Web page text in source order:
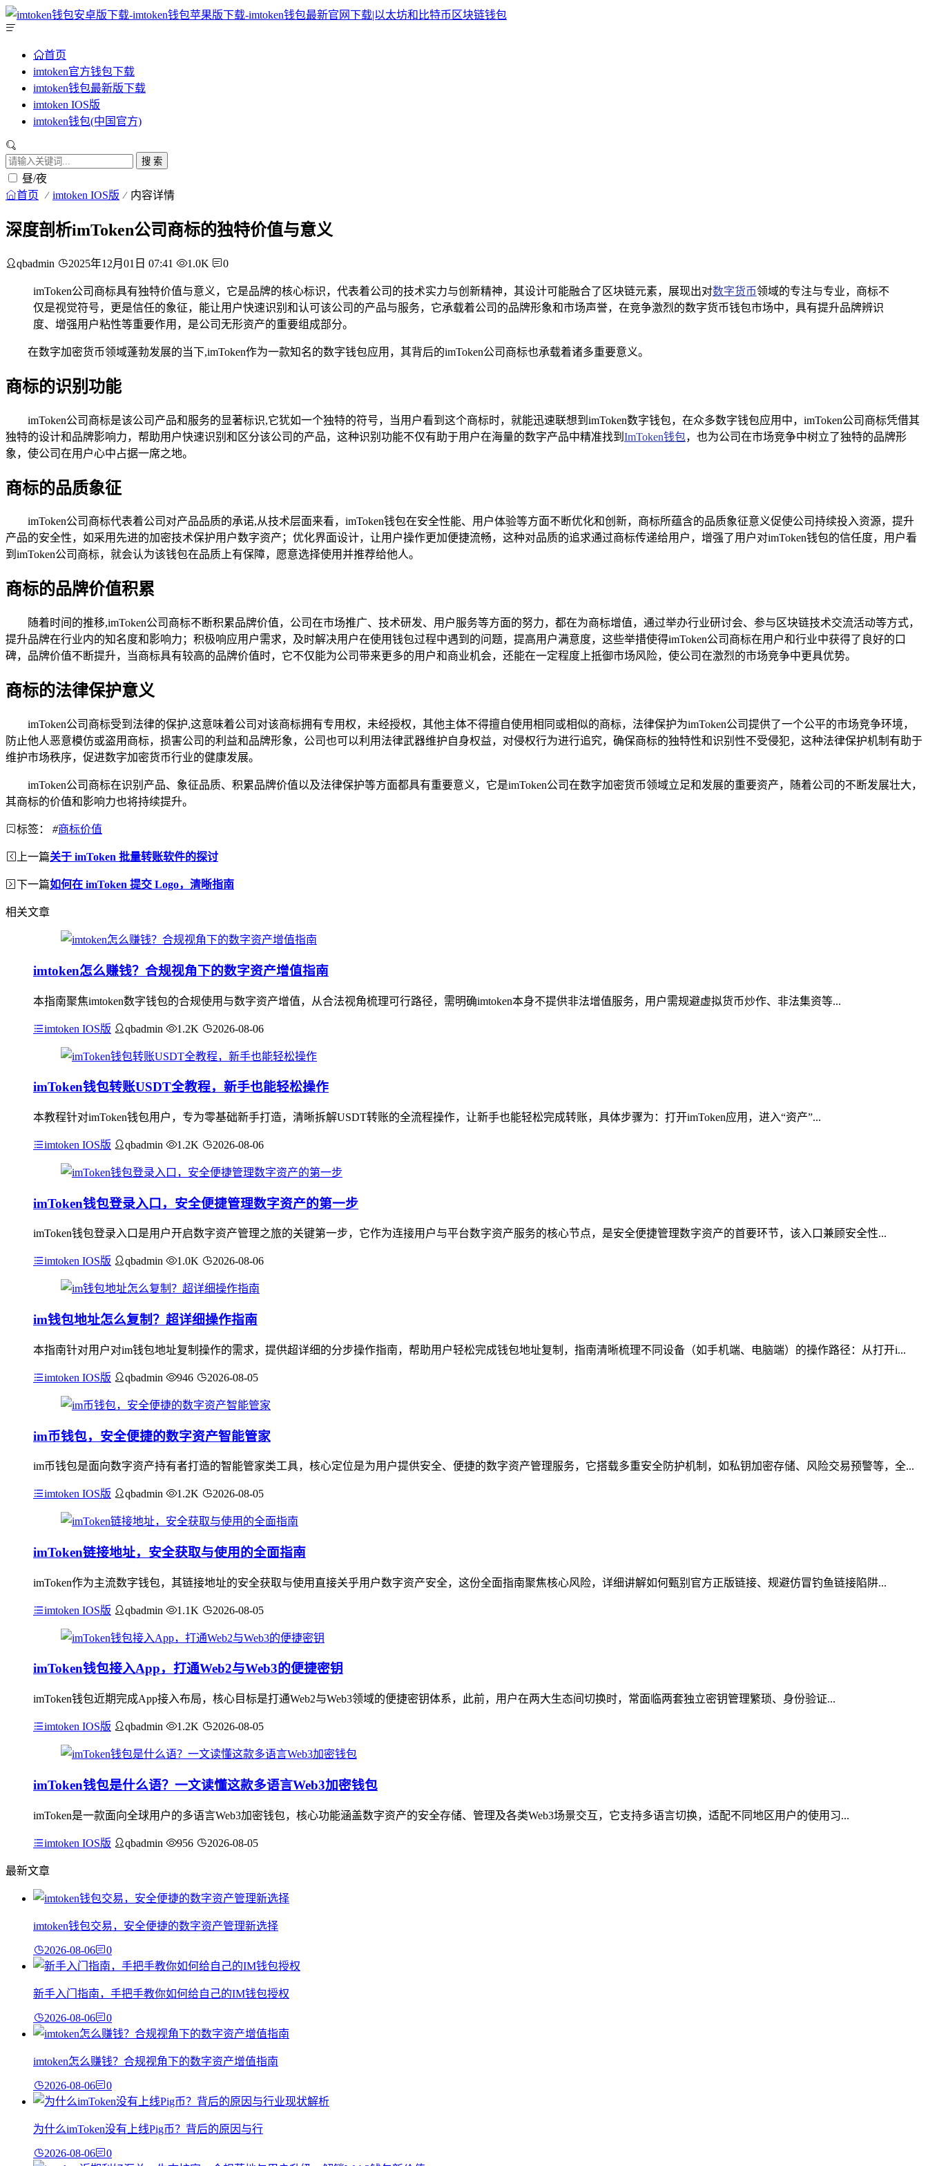
首页
imtoken官方钱包下载
imtoken钱包最新版下载
imtoken IOS版
imtoken钱包(中国官方)
搜 索
昼/夜
首页 imtoken IOS版 内容详情
深度剖析imToken公司商标的独特价值与意义
qbadmin 2025年12月01日 07:41 1.0K 0
imToken公司商标具有独特价值与意义，它是品牌的核心标识，代表着公司的技术实力与创新精神，其设计可能融合了区块链元素，展现出对数字货币领域的专注与专业，商标不
仅是视觉符号，更是信任的象征，能让用户快速识别和认可该公司的产品与服务，它承载着公司的品牌形象和市场声誉，在竞争激烈的数字货币钱包市场中，具有提升品牌辨识
度、增强用户粘性等重要作用，是公司无形资产的重要组成部分。
在数字加密货币领域蓬勃发展的当下,imToken作为一款知名的数字钱包应用，其背后的imToken公司商标也承载着诸多重要意义。
商标的识别功能
imToken公司商标是该公司产品和服务的显著标识,它犹如一个独特的符号，当用户看到这个商标时，就能迅速联想到imToken数字钱包，在众多数字钱包应用中，imToken公司商标凭借其
独特的设计和品牌影响力，帮助用户快速识别和区分该公司的产品，这种识别功能不仅有助于用户在海量的数字产品中精准找到 ImToken钱包，也为公司在市场竞争中树立了独特的品牌形
象，使公司在用户心中占据一席之地。
商标的品质象征
imToken公司商标代表着公司对产品品质的承诺,从技术层面来看，imToken钱包在安全性能、用户体验等方面不断优化和创新，商标所蕴含的品质象征意义促使公司持续投入资源，提升
产品的安全性，如采用先进的加密技术保护用户数字资产；优化界面设计，让用户操作更加便捷流畅，这种对品质的追求通过商标传递给用户，增强了用户对imToken钱包的信任度，用户看
到imToken公司商标，就会认为该钱包在品质上有保障，愿意选择使用并推荐给他人。
商标的品牌价值积累
随着时间的推移,imToken公司商标不断积累品牌价值，公司在市场推广、技术研发、用户服务等方面的努力，都在为商标增值，通过举办行业研讨会、参与区块链技术交流活动等方式，
提升品牌在行业内的知名度和影响力；积极响应用户需求，及时解决用户在使用钱包过程中遇到的问题，提高用户满意度，这些举措使得imToken公司商标在用户和行业中获得了良好的口
碑，品牌价值不断提升，当商标具有较高的品牌价值时，它不仅能为公司带来更多的用户和商业机会，还能在一定程度上抵御市场风险，使公司在激烈的市场竞争中更具优势。
商标的法律保护意义
imToken公司商标受到法律的保护,这意味着公司对该商标拥有专用权，未经授权，其他主体不得擅自使用相同或相似的商标，法律保护为imToken公司提供了一个公平的市场竞争环境，
防止他人恶意模仿或盗用商标，损害公司的利益和品牌形象，公司也可以利用法律武器维护自身权益，对侵权行为进行追究，确保商标的独特性和识别性不受侵犯，这种法律保护机制有助于
维护市场秩序，促进数字加密货币行业的健康发展。
imToken公司商标在识别产品、象征品质、积累品牌价值以及法律保护等方面都具有重要意义，它是imToken公司在数字加密货币领域立足和发展的重要资产，随着公司的不断发展壮大，
其商标的价值和影响力也将持续提升。
标签： #商标价值
上一篇关于 imToken 批量转账软件的探讨
下一篇如何在 imToken 提交 Logo，清晰指南
相关文章
imtoken怎么赚钱？合规视角下的数字资产增值指南
本指南聚焦imtoken数字钱包的合规使用与数字资产增值，从合法视角梳理可行路径，需明确imtoken本身不提供非法增值服务，用户需规避虚拟货币炒作、非法集资等...
imtoken IOS版 qbadmin 1.2K 2026-08-06
imToken钱包转账USDT全教程，新手也能轻松操作
本教程针对imToken钱包用户，专为零基础新手打造，清晰拆解USDT转账的全流程操作，让新手也能轻松完成转账，具体步骤为：打开imToken应用，进入“资产”...
imtoken IOS版 qbadmin 1.2K 2026-08-06
imToken钱包登录入口，安全便捷管理数字资产的第一步
imToken钱包登录入口是用户开启数字资产管理之旅的关键第一步，它作为连接用户与平台数字资产服务的核心节点，是安全便捷管理数字资产的首要环节，该入口兼顾安全性...
imtoken IOS版 qbadmin 1.0K 2026-08-06
im钱包地址怎么复制？超详细操作指南
本指南针对用户对im钱包地址复制操作的需求，提供超详细的分步操作指南，帮助用户轻松完成钱包地址复制，指南清晰梳理不同设备（如手机端、电脑端）的操作路径：从打开i...
imtoken IOS版 qbadmin 946 2026-08-05
im币钱包，安全便捷的数字资产智能管家
im币钱包是面向数字资产持有者打造的智能管家类工具，核心定位是为用户提供安全、便捷的数字资产管理服务，它搭载多重安全防护机制，如私钥加密存储、风险交易预警等，全...
imtoken IOS版 qbadmin 1.2K 2026-08-05
imToken链接地址，安全获取与使用的全面指南
imToken作为主流数字钱包，其链接地址的安全获取与使用直接关乎用户数字资产安全，这份全面指南聚焦核心风险，详细讲解如何甄别官方正版链接、规避仿冒钓鱼链接陷阱...
imtoken IOS版 qbadmin 1.1K 2026-08-05
imToken钱包接入App，打通Web2与Web3的便捷密钥
imToken钱包近期完成App接入布局，核心目标是打通Web2与Web3领域的便捷密钥体系，此前，用户在两大生态间切换时，常面临两套独立密钥管理繁琐、身份验证...
imtoken IOS版 qbadmin 1.2K 2026-08-05
imToken钱包是什么语？一文读懂这款多语言Web3加密钱包
imToken是一款面向全球用户的多语言Web3加密钱包，核心功能涵盖数字资产的安全存储、管理及各类Web3场景交互，它支持多语言切换，适配不同地区用户的使用习...
imtoken IOS版 qbadmin 956 2026-08-05
最新文章
imtoken钱包交易，安全便捷的数字资产管理新选择
2026-08-06 0
新手入门指南，手把手教你如何给自己的IM钱包授权
2026-08-06 0
imtoken怎么赚钱？合规视角下的数字资产增值指南
2026-08-06 0
为什么imToken没有上线Pig币？背后的原因与行
2026-08-06 0